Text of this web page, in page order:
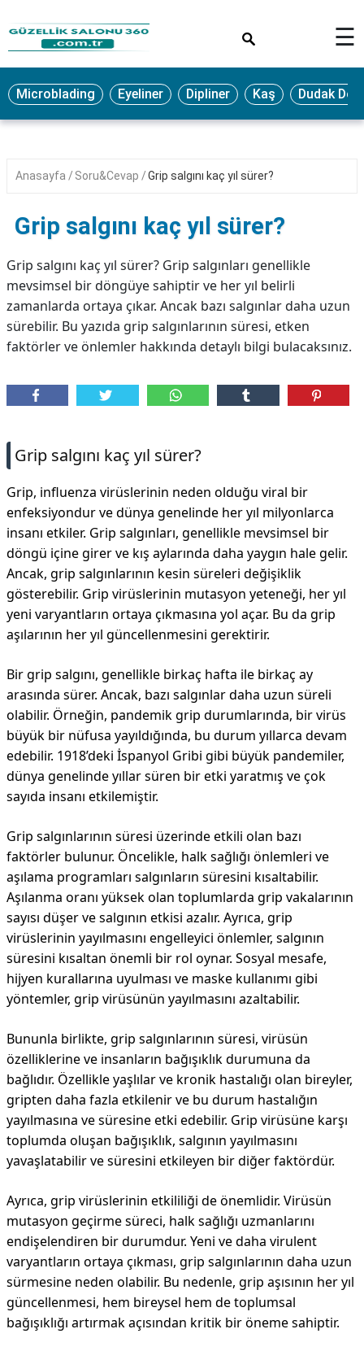
MAKYAJ
MİCROBLADİNG
EPİLASYON
PROTEZ
TIRNAK
PEELİNG
ERKEK
BAKIMI
CİLT
DİPLİNER
☰
Microblading Eyeliner Dipliner Kaş Dudak
Anasayfa Soru&Cevap Grip salgını kaç yıl sürer?
Grip salgını kaç yıl sürer?
Grip salgını kaç yıl sürer? Grip salgınları genellikle
mevsimsel bir döngüye sahiptir ve her yıl belirli
zamanlarda ortaya çıkar. Ancak bazı salgınlar daha uzun
sürebilir. Bu yazıda grip salgınlarının süresi, etken
faktörler ve önlemler hakkında detaylı bilgi bulacaksınız.
Grip salgını kaç yıl sürer?
Grip, influenza virüslerinin neden olduğu viral bir
enfeksiyondur ve dünya genelinde her yıl milyonlarca
insanı etkiler. Grip salgınları, genellikle mevsimsel bir
döngü içine girer ve kış aylarında daha yaygın hale gelir.
Ancak, grip salgınlarının kesin süreleri değişiklik
gösterebilir. Grip virüslerinin mutasyon yeteneği, her yıl
yeni varyantların ortaya çıkmasına yol açar. Bu da grip
aşılarının her yıl güncellenmesini gerektirir.
Bir grip salgını, genellikle birkaç hafta ile birkaç ay
arasında sürer. Ancak, bazı salgınlar daha uzun süreli
olabilir. Örneğin, pandemik grip durumlarında, bir virüs
büyük bir nüfusa yayıldığında, bu durum yıllarca devam
edebilir. 1918’deki İspanyol Gribi gibi büyük pandemiler,
dünya genelinde yıllar süren bir etki yaratmış ve çok
sayıda insanı etkilemiştir.
Grip salgınlarının süresi üzerinde etkili olan bazı
faktörler bulunur. Öncelikle, halk sağlığı önlemleri ve
aşılama programları salgınların süresini kısaltabilir.
Aşılanma oranı yüksek olan toplumlarda grip vakalarının
sayısı düşer ve salgının etkisi azalır. Ayrıca, grip
virüslerinin yayılmasını engelleyici önlemler, salgının
süresini kısaltan önemli bir rol oynar. Sosyal mesafe,
hijyen kurallarına uyulması ve maske kullanımı gibi
yöntemler, grip virüsünün yayılmasını azaltabilir.
Bununla birlikte, grip salgınlarının süresi, virüsün
özelliklerine ve insanların bağışıklık durumuna da
bağlıdır. Özellikle yaşlılar ve kronik hastalığı olan bireyler,
gripten daha fazla etkilenir ve bu durum hastalığın
yayılmasına ve süresine etki edebilir. Grip virüsüne karşı
toplumda oluşan bağışıklık, salgının yayılmasını
yavaşlatabilir ve süresini etkileyen bir diğer faktördür.
Ayrıca, grip virüslerinin etkililiği de önemlidir. Virüsün
mutasyon geçirme süreci, halk sağlığı uzmanlarını
endişelendiren bir durumdur. Yeni ve daha virulent
varyantların ortaya çıkması, grip salgınlarının daha uzun
sürmesine neden olabilir. Bu nedenle, grip aşısının her yıl
güncellenmesi, hem bireysel hem de toplumsal
bağışıklığı artırmak açısından kritik bir öneme sahiptir.